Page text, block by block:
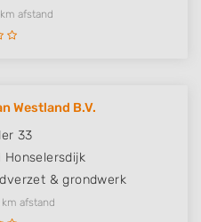
km afstand
Westland B.V.
33
Honselersdijk
& grondwerk
km afstand